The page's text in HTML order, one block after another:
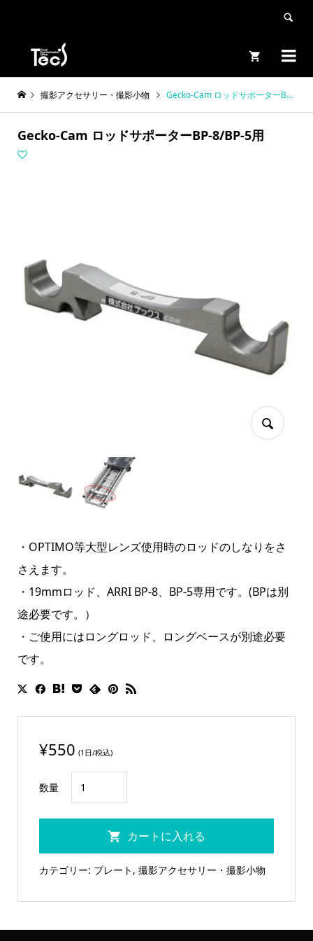


撮影アクセサリー・撮影小物 Gecko-Cam ロッドサポーターBP-8/BP-5用
Gecko-Cam ロッドサポーターBP-8/BP-5用
・OPTIMO等大型レンズ使用時のロッドのしなりをさ
さえます。
・19mmロッド、ARRI BP-8、BP-5専用です。(BPは別
途必要です。）
・ご使用にはロングロッド、ロングベースが別途必要
です。
¥550 (1日/税込)
数量
Cam
ロ
サ
カートに入れる
カテゴリー: プレート , 撮影アクセサリー・撮影小物